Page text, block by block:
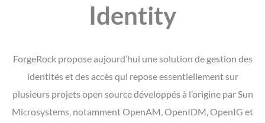
Identity
ForgeRock propose aujourd’hui une solution de gestion des
identités et des accès qui repose essentiellement sur
plusieurs projets open source développés à l’origine par Sun
Microsystems, notamment OpenAM, OpenIDM, OpenIG et